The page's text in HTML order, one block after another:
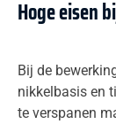
Hoge eisen
Bij de
nikkelbasis en
te verspanen